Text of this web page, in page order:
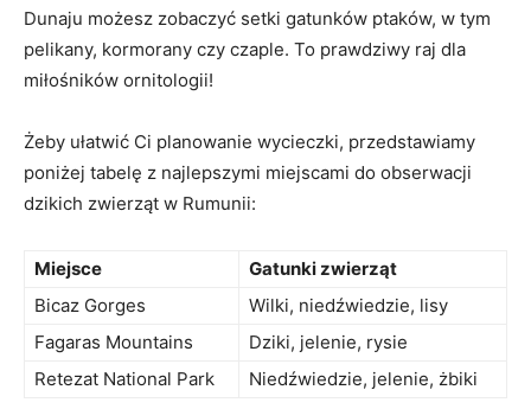
Dunaju możesz zobaczyć setki gatunków ptaków, w tym
pelikany, kormorany czy czaple. To prawdziwy raj dla
miłośników ornitologii!
Żeby ułatwić Ci planowanie wycieczki, przedstawiamy
poniżej tabelę z najlepszymi miejscami do obserwacji
dzikich zwierząt w Rumunii:
Miejsce
Gatunki zwierząt
Bicaz Gorges
Wilki, niedźwiedzie, lisy
Fagaras Mountains
Dziki, jelenie, rysie
Retezat National Park
Niedźwiedzie, jelenie, żbiki